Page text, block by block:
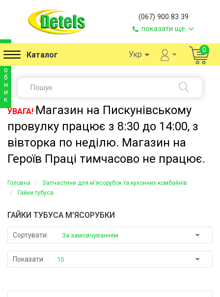
(067) 900 83 39
показати ще
Каталог Укр 0
УВАГА! Магазин на Пискунівському
провулку працює з 8:30 до 14:00, з
вівторка по неділю. Магазин на
Героїв Праці тимчасово не працює.
Головна
Запчастини для м'ясорубок та кухонних комбайнів
Гайки тубуса
ГАЙКИ ТУБУСА М'ЯСОРУБКИ
Сортувати: За замовчуванням
Показати 15
и
о
б
н
и
к